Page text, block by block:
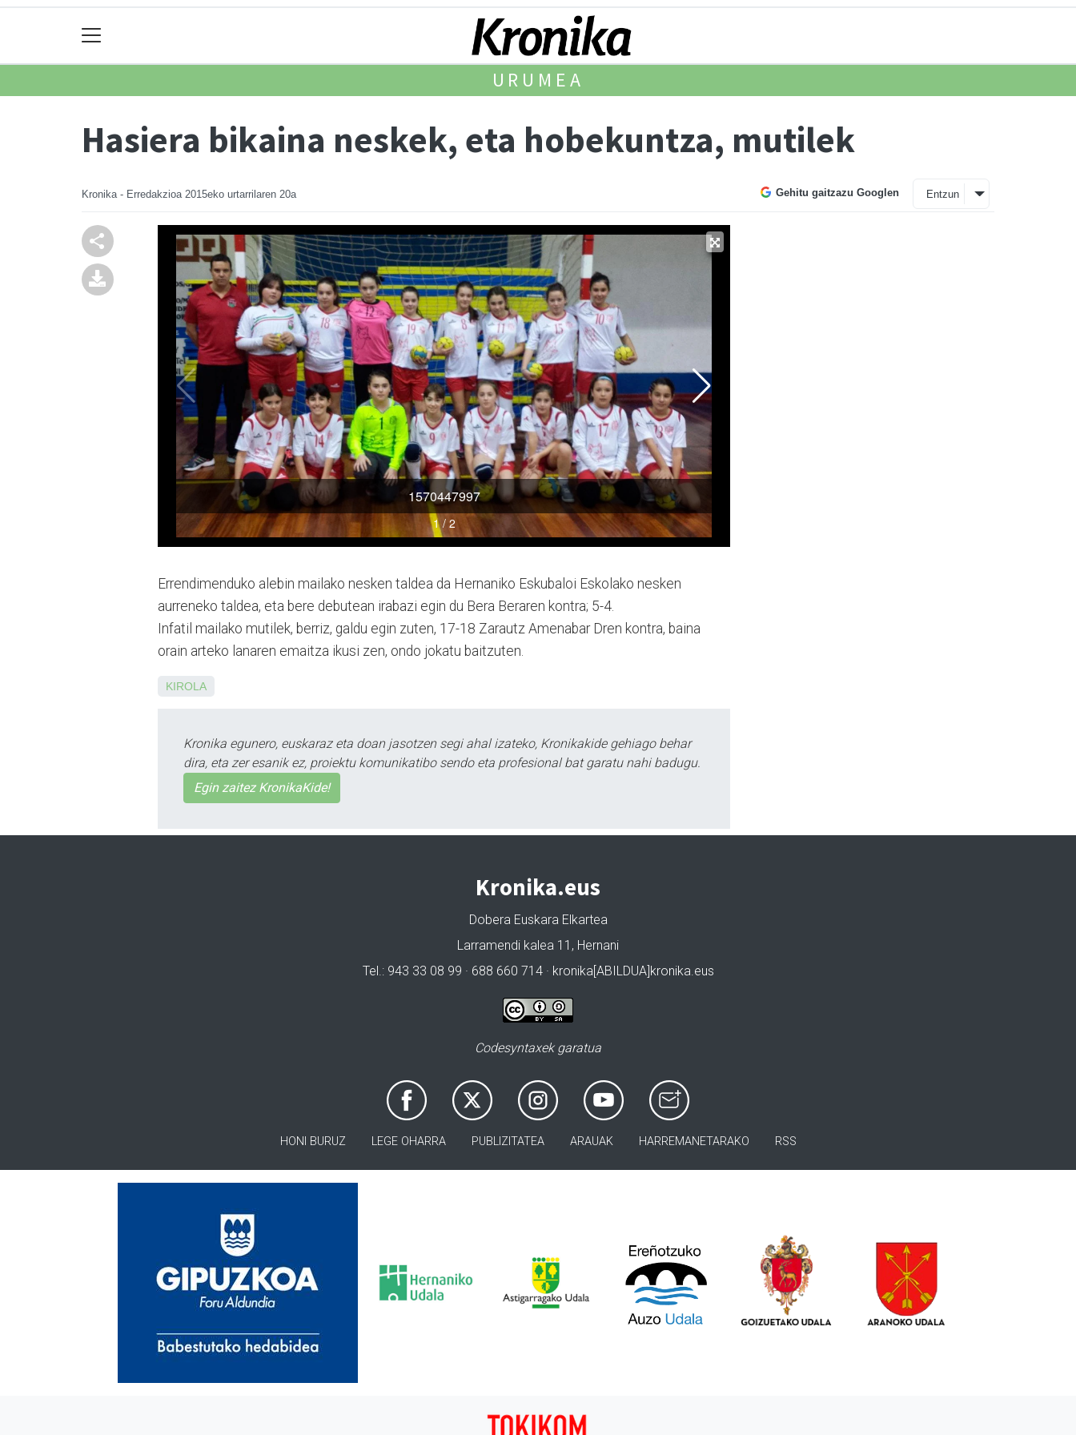
URUMEA
Hasiera bikaina neskek, eta hobekuntza, mutilek
Kronika - Erredakzioa 2015eko urtarrilaren 20a Gehitu gaitzazu Googlen Entzun
Errendimenduko alebin mai­lako nesken taldea da Her­naniko Eskubaloi Esko­la­ko nesken
aurreneko taldea, eta bere debutean irabazi egin du Bera Beraren kontra; 5-4.
Infatil mailako mutilek, berriz, galdu egin zuten, 17-18 Zarautz Amenabar Dren kontra, baina
orain arteko lanaren emaitza ikusi zen, ondo jokatu baitzuten.
KIROLA
Kronika egunero, euskaraz eta doan jasotzen segi ahal izateko, Kronikakide gehiago behar
dira, eta zer esanik ez, proiektu komunikatibo sendo eta profesional bat garatu nahi badugu.
Egin zaitez KronikaKide!
Kronika.eus
Dobera Euskara Elkartea
Larramendi kalea 11, Hernani
Tel.: 943 33 08 99 · 688 660 714 · kronika[ABILDUA]kronika.eus
Codesyntaxek garatua
HONI BURUZ LEGE OHARRA PUBLIZITATEA ARAUAK HARREMANETARAKO RSS